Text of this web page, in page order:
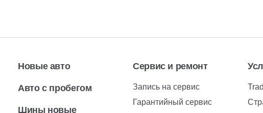
Новые авто
Авто с пробегом
Шины новые
Сервис и ремонт
Запись на сервис
Гарантийный сервис